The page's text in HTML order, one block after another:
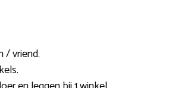
/ vriend.